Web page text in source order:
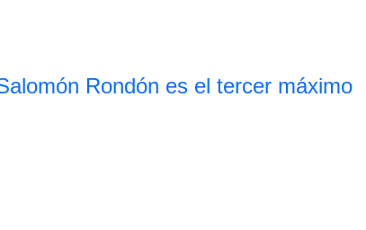
Rondón es el tercer máximo